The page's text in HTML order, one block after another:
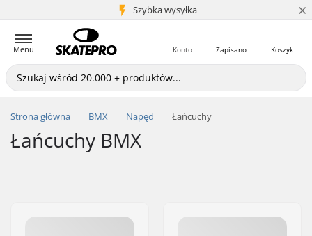
Szybka wysyłka
5+ mln klientów ×
Menu Koszyk
Zapisano
Konto
Strona główna BMX Napęd Łańcuchy
Łańcuchy BMX